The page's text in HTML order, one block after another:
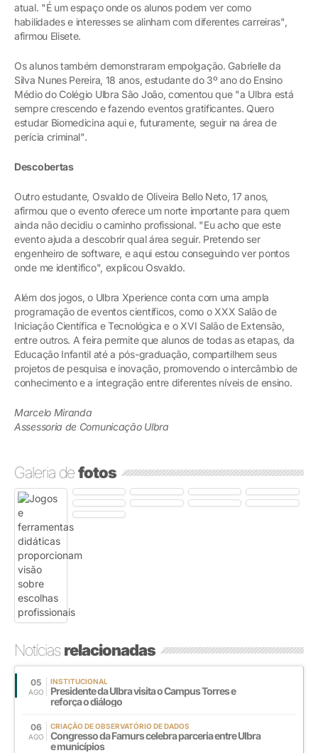
atual. "É um espaço onde os alunos podem ver como
habilidades e interesses se alinham com diferentes carreiras",
afirmou Elisete.
Os alunos também demonstraram empolgação. Gabrielle da
Silva Nunes Pereira, 18 anos, estudante do 3º ano do Ensino
Médio do Colégio Ulbra São João, comentou que "a Ulbra está
sempre crescendo e fazendo eventos gratificantes. Quero
estudar Biomedicina aqui e, futuramente, seguir na área de
perícia criminal".
Descobertas
Outro estudante, Osvaldo de Oliveira Bello Neto, 17 anos,
afirmou que o evento oferece um norte importante para quem
ainda não decidiu o caminho profissional. "Eu acho que este
evento ajuda a descobrir qual área seguir. Pretendo ser
engenheiro de software, e aqui estou conseguindo ver pontos
onde me identifico", explicou Osvaldo.
Além dos jogos, o Ulbra Xperience conta com uma ampla
programação de eventos científicos, como o XXX Salão de
Iniciação Científica e Tecnológica e o XVI Salão de Extensão,
entre outros. A feira permite que alunos de todas as etapas, da
Educação Infantil até a pós-graduação, compartilhem seus
projetos de pesquisa e inovação, promovendo o intercâmbio de
conhecimento e a integração entre diferentes níveis de ensino.
Marcelo Miranda
Assessoria de Comunicação Ulbra
Galeria defotos
Notíciasrelacionadas
05
AGO
INSTITUCIONAL
Presidente da Ulbra visita o Campus Torres e
reforça o diálogo
06
AGO
CRIAÇÃO DE OBSERVATÓRIO DE DADOS
Congresso da Famurs celebra parceria entre Ulbra
e municípios